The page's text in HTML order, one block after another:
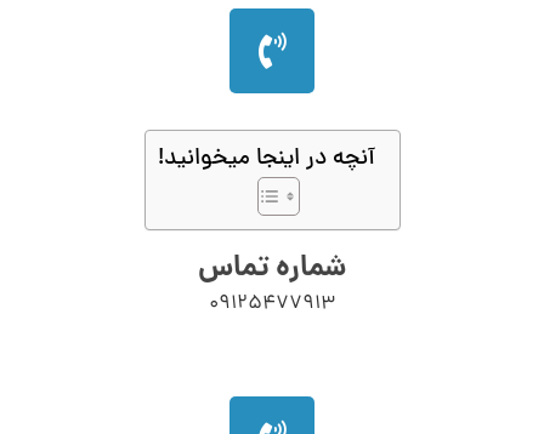
آنچه در اینجا میخوانید!
شماره تماس
09125477913